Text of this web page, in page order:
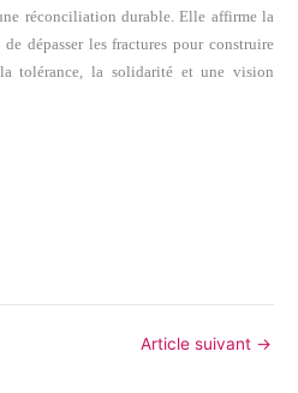
réconciliation durable. Elle affirme la
dépasser les fractures pour construire
tolérance, la solidarité et une vision
Article suivant →